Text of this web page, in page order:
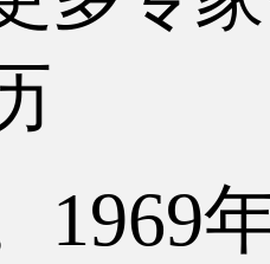
1969